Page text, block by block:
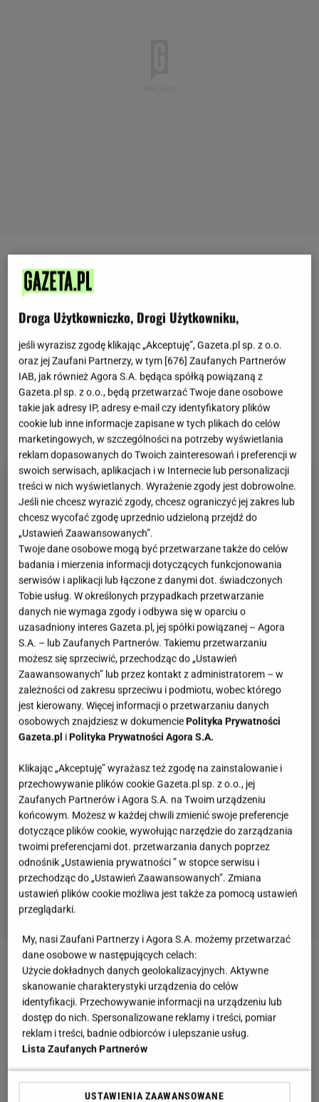
Choć tradycyjne
kruchą strukturą, ta wersja wyróżnia się zupełnie
inną konsystencją. Wnętrze pozostaje miękkie i
zwarte, a każdy kawałek zachowuje odpowiednią
wilgotność.Duże znaczenie ma tutaj budyń
śmietankowy oraz sposób przygotowania masy,
który pozwala uzyskać wyjątkowo delikatny efekt.
To wypiek odpowiedni zarówno na święta, jak i na
zwykłe popołudnie przy filiżance ulubionego napoju.
Zobacz wideoSuperszybko, supersmacznie i
superłatwo, czyli ciasto na kefirze
Puszyste ciasto z budyniem. Proszek poprawia
strukturę wypieku
piaskowe od lat pojawia się na rodzinnych
Droga Użytkowniczko, Drogi Użytkowniku,
jeśli wyrazisz zgodę klikając „Akceptuję”, Gazeta.pl sp. z o.o.
oraz jej Zaufani Partnerzy, w tym [676] Zaufanych Partnerów
IAB, jak również Agora S.A. będąca spółką powiązaną z
Gazeta.pl sp. z o.o., będą przetwarzać Twoje dane osobowe
takie jak adresy IP, adresy e-mail czy identyfikatory plików
cookie lub inne informacje zapisane w tych plikach do celów
marketingowych, w szczególności na potrzeby wyświetlania
reklam dopasowanych do Twoich zainteresowań i preferencji w
swoich serwisach, aplikacjach i w Internecie lub personalizacji
treści w nich wyświetlanych. Wyrażenie zgody jest dobrowolne.
Jeśli nie chcesz wyrazić zgody, chcesz ograniczyć jej zakres lub
chcesz wycofać zgodę uprzednio udzieloną przejdź do
„Ustawień Zaawansowanych”.
Twoje dane osobowe mogą być przetwarzane także do celów
badania i mierzenia informacji dotyczących funkcjonowania
serwisów i aplikacji lub łączone z danymi dot. świadczonych
Tobie usług. W określonych przypadkach przetwarzanie
danych nie wymaga zgody i odbywa się w oparciu o
uzasadniony interes Gazeta.pl, jej spółki powiązanej – Agora
S.A. – lub Zaufanych Partnerów. Takiemu przetwarzaniu
możesz się sprzeciwić, przechodząc do „Ustawień
Zaawansowanych” lub przez kontakt z administratorem – w
zależności od zakresu sprzeciwu i podmiotu, wobec którego
jest kierowany. Więcej informacji o przetwarzaniu danych
osobowych znajdziesz w dokumenciePolityka Prywatności
Gazeta.pl iPolityka Prywatności Agora S.A.
Klikając „Akceptuję” wyrażasz też zgodę na zainstalowanie i
przechowywanie plików cookie Gazeta.pl sp. z o.o., jej
Zaufanych Partnerów i Agora S.A. na Twoim urządzeniu
końcowym. Możesz w każdej chwili zmienić swoje preferencje
dotyczące plików cookie, wywołując narzędzie do zarządzania
twoimi preferencjami dot. przetwarzania danych poprzez
odnośnik „Ustawienia prywatności ” w stopce serwisu i
przechodząc do „Ustawień Zaawansowanych”. Zmiana
ustawień plików cookie możliwa jest także za pomocą ustawień
przeglądarki.
My, nasi Zaufani Partnerzy i Agora S.A. możemy przetwarzać
dane osobowe w następujących celach:
Użycie dokładnych danych geolokalizacyjnych. Aktywne
skanowanie charakterystyki urządzenia do celów
identyfikacji. Przechowywanie informacji na urządzeniu lub
dostęp do nich. Spersonalizowane reklamy i treści, pomiar
reklam i treści, badnie odbiorców i ulepszanie usług.
Lista Zaufanych Partnerów
USTAWIENIA ZAAWANSOWANE